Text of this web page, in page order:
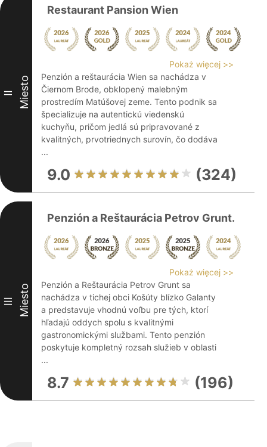
II Miesto
Restaurant Pansion Wien
Pokaż więcej >>
Penzión a reštaurácia Wien sa nachádza v
Čiernom Brode, obklopený malebným
prostredím Matúšovej zeme. Tento podnik sa
špecializuje na autentickú viedenskú
kuchyňu, pričom jedlá sú pripravované z
kvalitných, prvotriednych surovín, čo dodáva
...
9.0 (324)
III Miesto
Penzión a Reštaurácia Petrov Grunt.
Pokaż więcej >>
Penzión a Reštaurácia Petrov Grunt sa
nachádza v tichej obci Košúty blízko Galanty
a predstavuje vhodnú voľbu pre tých, ktorí
hľadajú oddych spolu s kvalitnými
gastronomickými službami. Tento penzión
poskytuje kompletný rozsah služieb v oblasti
...
8.7 (196)